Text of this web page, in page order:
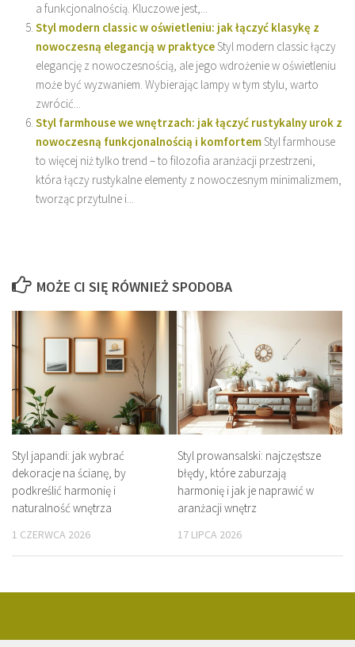
a funkcjonalnością. Kluczowe jest,...
Styl modern classic w oświetleniu: jak łączyć klasykę z
nowoczesną elegancją w praktyceStyl modern classic łączy
elegancję z nowoczesnością, ale jego wdrożenie w oświetleniu
może być wyzwaniem. Wybierając lampy w tym stylu, warto
zwrócić...
Styl farmhouse we wnętrzach: jak łączyć rustykalny urok z
nowoczesną funkcjonalnością i komfortemStyl farmhouse
to więcej niż tylko trend – to filozofia aranżacji przestrzeni,
która łączy rustykalne elementy z nowoczesnym minimalizmem,
tworząc przytulne i...
MOŻE CI SIĘ RÓWNIEŻ SPODOBA
Styl japandi: jak wybrać
dekoracje na ścianę, by
podkreślić harmonię i
naturalność wnętrza
1 CZERWCA 2026
Styl prowansalski: najczęstsze
błędy, które zaburzają
harmonię i jak je naprawić w
aranżacji wnętrz
17 LIPCA 2026